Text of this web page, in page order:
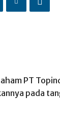
PT
pada